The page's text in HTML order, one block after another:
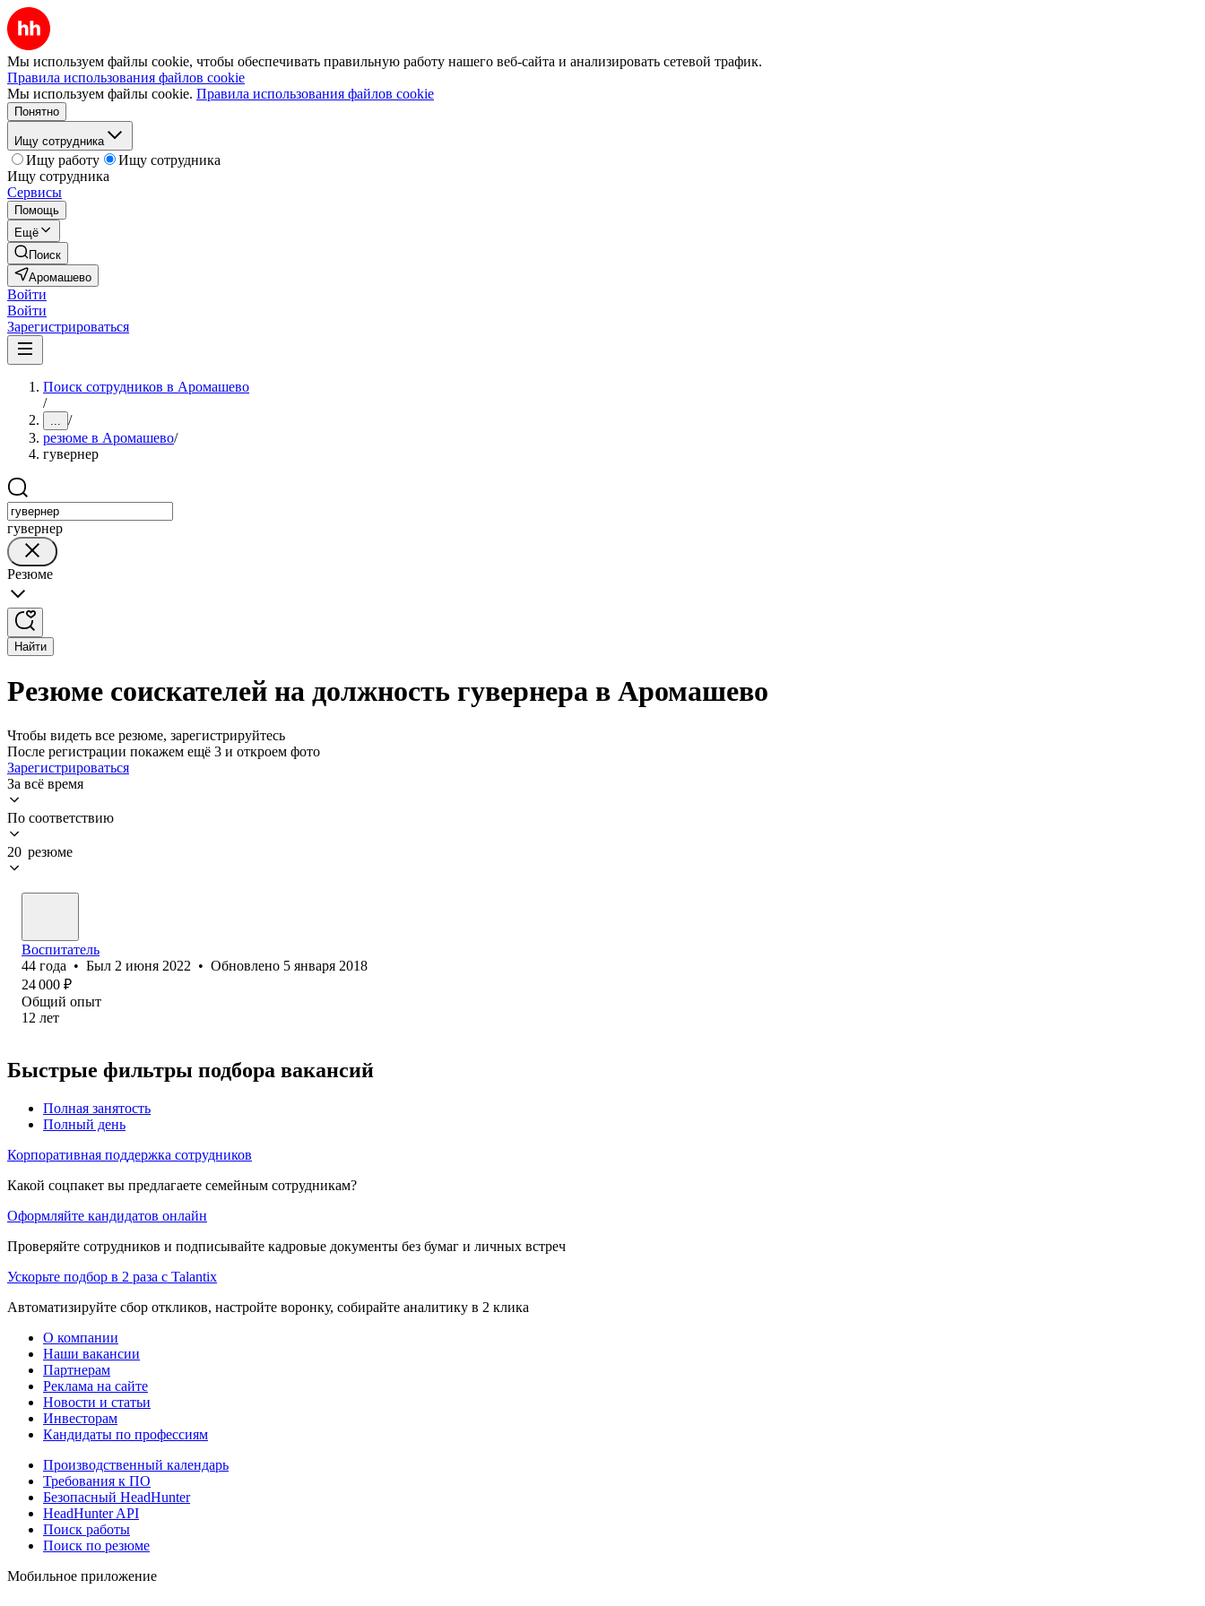
Мы используем файлы cookie, чтобы обеспечивать правильную работу нашего веб-сайта и анализировать сетевой трафик.
Правила использования файлов cookie
Мы используем файлы cookie. Правила использования файлов cookie
Понятно
Ищу сотрудника
Ищу работу
Ищу сотрудника
Ищу сотрудника
Сервисы
Помощь
Ещё
Поиск
Аромашево
Войти
Войти
Зарегистрироваться
Поиск сотрудников в Аромашево
/
... /
резюме в Аромашево/
гувернер
гувернер
Резюме
Найти
Резюме соискателей на должность гувернера в Аромашево
Чтобы видеть все резюме, зарегистрируйтесь
После регистрации покажем ещё 3 и откроем фото
Зарегистрироваться
За всё время
По соответствию
20 резюме
Воспитатель
44 года • Был 2 июня 2022 • Обновлено 5 января 2018
24 000 ₽
Общий опыт
12 лет
Быстрые фильтры подбора вакансий
Полная занятость
Полный день
Корпоративная поддержка сотрудников
Какой соцпакет вы предлагаете семейным сотрудникам?
Оформляйте кандидатов онлайн
Проверяйте сотрудников и подписывайте кадровые документы без бумаг и личных встреч
Ускорьте подбор в 2 раза с Talantix
Автоматизируйте сбор откликов, настройте воронку, собирайте аналитику в 2 клика
О компании
Наши вакансии
Партнерам
Реклама на сайте
Новости и статьи
Инвесторам
Кандидаты по профессиям
Производственный календарь
Требования к ПО
Безопасный HeadHunter
HeadHunter API
Поиск работы
Поиск по резюме
Мобильное приложение